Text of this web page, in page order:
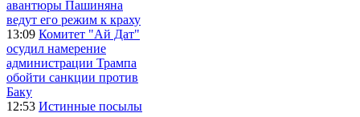
авантюры Пашиняна
ведут его режим к краху
13:09 Комитет "Ай Дат"
осудил намерение
администрации Трампа
обойти санкции против
Баку
12:53 Истинные посылы